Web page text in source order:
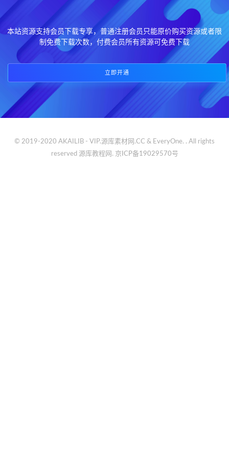
本站资源支持会员下载专享，普通注册会员只能原价购买资源或者限
制免费下载次数，付费会员所有资源可免费下载
立即开通
© 2019-2020 AKAILIB - VIP.源库素材网.CC & EveryOne. . All rights
reserved 源库教程网. 京ICP备19029570号